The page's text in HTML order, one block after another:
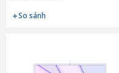
So sánh